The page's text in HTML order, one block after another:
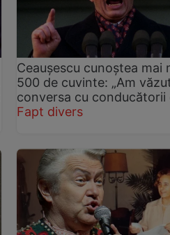
Ceaușescu cunoștea mai
500 de cuvinte: „Am
conversa cu conducătorii
Fapt divers